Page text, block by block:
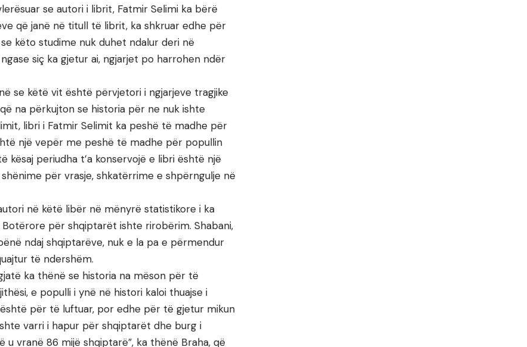
se autori i librit, Fatmir Selimi ka bërë
që janë në titull të librit, ka shkruar edhe për
këto studime nuk duhet ndalur deri në
siç ka gjetur ai, ngjarjet po harrohen ndër
se këtë vit është përvjetori i ngjarjeve tragjike
na përkujton se historia për ne nuk ishte
libri i Fatmir Selimit ka peshë të madhe për
një vepër me peshë të madhe për popullin
kësaj periudha t’a konservojë e libri është një
për vrasje, shkatërrime e shpërngulje në
në këtë libër në mënyrë statistikore i ka
për shqiptarët ishte rirobërim. Shabani,
ndaj shqiptarëve, nuk e la pa e përmendur
të ndershëm.
ka thënë se historia na mëson për të
e populli i ynë në histori kaloi thuajse i
për të luftuar, por edhe për të gjetur mikun
varri i hapur për shqiptarët dhe burg i
u vranë 86 mijë shqiptarë”, ka thënë Braha, që